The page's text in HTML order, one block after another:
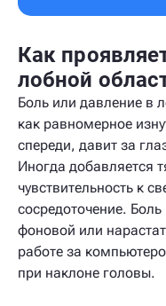
Как
лобной
Боль или давление в
как равномерное
спереди, давит за
Иногда добавляется
чувствительность к
сосредоточение.
фоновой или
работе за
при наклоне головы.